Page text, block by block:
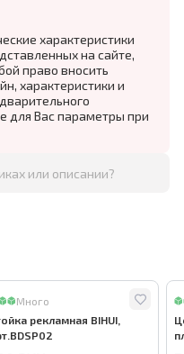
характеристики
на сайте,
право вносить
характеристики и
для Вас параметры при
или описании?
Много
рекламная BIHUI,